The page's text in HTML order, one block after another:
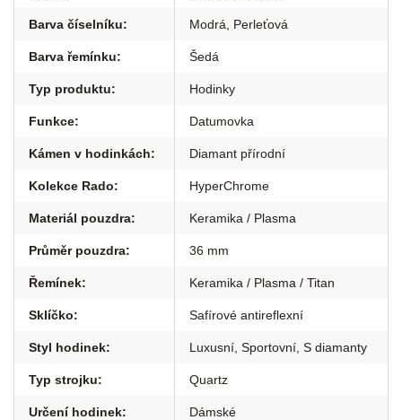
Barva číselníku: Modrá Perleťová
Barva řemínku: Šedá
Typ produktu: Hodinky
Funkce: Datumovka
Kámen v hodinkách: Diamant přírodní
Kolekce Rado: HyperChrome
Materiál pouzdra: Keramika / Plasma
Průměr pouzdra: 36 mm
Řemínek: Keramika / Plasma / Titan
Sklíčko: Safírové antireflexní
Styl hodinek: Luxusní Sportovní S diamanty
Typ strojku: Quartz
Určení hodinek: Dámské